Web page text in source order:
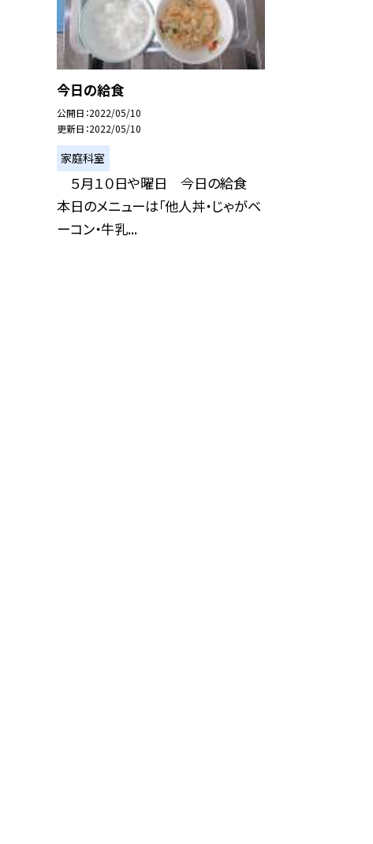
今日の給食
公開日 2022/05/10
更新日 2022/05/10
家庭科室
５月１０日や曜日 今日の給食
本日のメニューは「他人丼・じゃがベ
ーコン・牛乳...